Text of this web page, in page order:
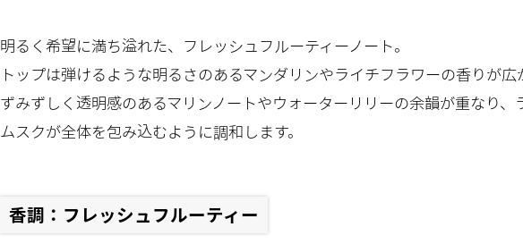
明るく希望に満ち溢れた、フレッシュフルーティーノート。
トップは弾けるような明るさのあるマンダリンやライチフラワーの香りが広
ずみずしく透明感のあるマリンノートやウォーターリリーの余韻が重なり、
ムスクが全体を包み込むように調和します。
香調：フレッシュフルーティー